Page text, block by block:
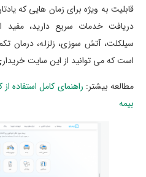
قابلیت به ویژه برای زمان هایی که
دریافت خدمات سریع دارید،
سیلکلت، آتش سوزی، زلزله، درمان
است که می توانید از این سایت
مطالعه بیشتر: راهنمای کامل استفاده
بیمه